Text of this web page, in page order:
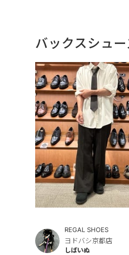
バックスシュ
REGAL SHOES
ヨドバシ京都店
しばいぬ